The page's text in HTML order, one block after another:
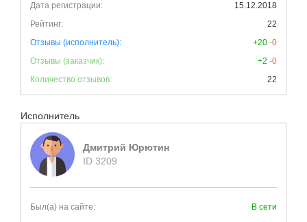
Дата регистрации:
15.12.2018
Рейтинг:
22
Отзывы (исполнитель):
+20 -0
Отзывы (заказчик):
+2 -0
Количество отзывов:
22
Исполнитель
Дмитрий Юрютин
ID 3209
Был(а) на сайте:
В сети